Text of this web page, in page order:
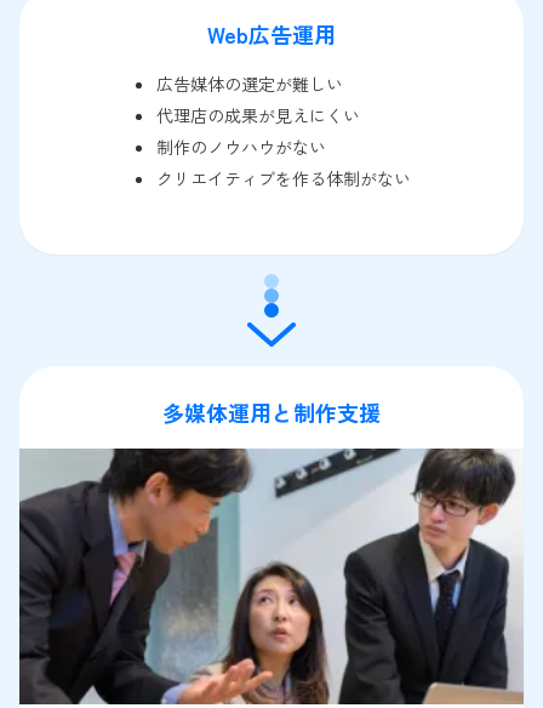
Web広告運用
広告媒体の選定が難しい
代理店の成果が見えにくい
制作のノウハウがない
クリエイティブを作る体制がない
多媒体運用と制作支援